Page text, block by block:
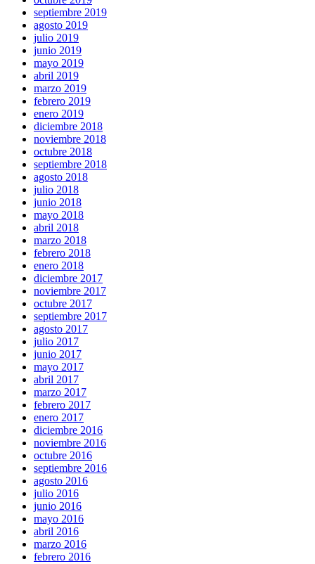
septiembre 2019
agosto 2019
julio 2019
junio 2019
mayo 2019
abril 2019
marzo 2019
febrero 2019
enero 2019
diciembre 2018
noviembre 2018
octubre 2018
septiembre 2018
agosto 2018
julio 2018
junio 2018
mayo 2018
abril 2018
marzo 2018
febrero 2018
enero 2018
diciembre 2017
noviembre 2017
octubre 2017
septiembre 2017
agosto 2017
julio 2017
junio 2017
mayo 2017
abril 2017
marzo 2017
febrero 2017
enero 2017
diciembre 2016
noviembre 2016
octubre 2016
septiembre 2016
agosto 2016
julio 2016
junio 2016
mayo 2016
abril 2016
marzo 2016
febrero 2016